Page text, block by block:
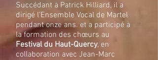
Succédant à Patrick Hilliard, il a
dirigé l’Ensemble Vocal de Martel
pendant onze ans. et a participé à
la formation des chœurs au
Festival du Haut-Quercy, en
collaboration avec Jean-Marc